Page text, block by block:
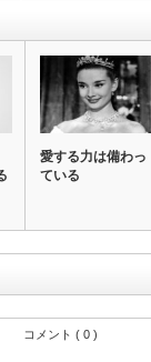
愛する力は備わっ
ている
コメント ( 0 )